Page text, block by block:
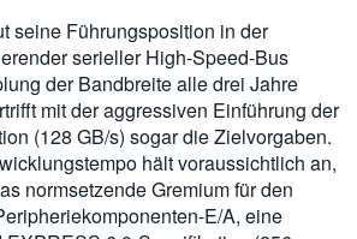
seine Führungsposition in der
serieller High-Speed-Bus
der Bandbreite alle drei Jahre
mit der aggressiven Einführung der
(128 GB/s) sogar die Zielvorgaben.
hält voraussichtlich an,
normsetzende Gremium für den
E/A, eine